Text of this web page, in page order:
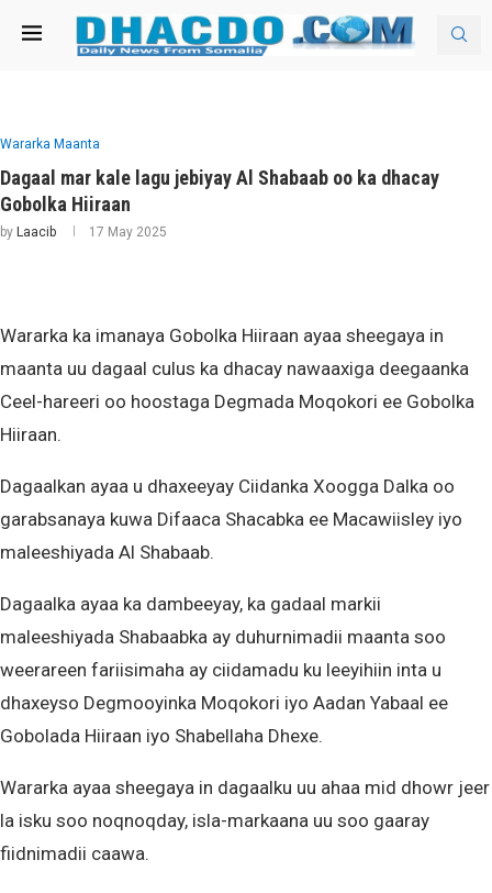
Wararka Maanta
Dagaal mar kale lagu jebiyay Al Shabaab oo ka dhacay
Gobolka Hiiraan
by Laacib 17 May 2025
Wararka ka imanaya Gobolka Hiiraan ayaa sheegaya in
maanta uu dagaal culus ka dhacay nawaaxiga deegaanka
Ceel-hareeri oo hoostaga Degmada Moqokori ee Gobolka
Hiiraan.
Dagaalkan ayaa u dhaxeeyay Ciidanka Xoogga Dalka oo
garabsanaya kuwa Difaaca Shacabka ee Macawiisley iyo
maleeshiyada Al Shabaab.
Dagaalka ayaa ka dambeeyay, ka gadaal markii
maleeshiyada Shabaabka ay duhurnimadii maanta soo
weerareen fariisimaha ay ciidamadu ku leeyihiin inta u
dhaxeyso Degmooyinka Moqokori iyo Aadan Yabaal ee
Gobolada Hiiraan iyo Shabellaha Dhexe.
Wararka ayaa sheegaya in dagaalku uu ahaa mid dhowr jeer
la isku soo noqnoqday, isla-markaana uu soo gaaray
fiidnimadii caawa.